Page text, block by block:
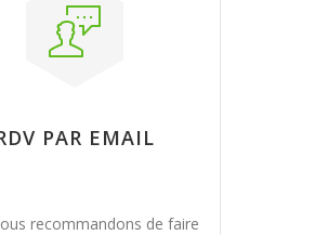
PAR EMAIL
recommandons de faire